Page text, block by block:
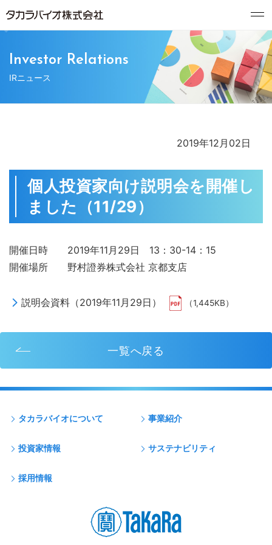
Investor Relations
IRニュース
2019年12月02日
個人投資家向け説明会を開催し
ました（11/29）
開催日時 2019年11月29日 13：30-14：15
開催場所 野村證券株式会社 京都支店
説明会資料（2019年11月29日） （1,445KB）
一覧へ戻る
タカラバイオについて 事業紹介
投資家情報 サステナビリティ
採用情報